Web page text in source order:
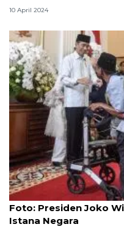
10 April 2024
Foto
Foto: Presiden Joko
Istana Negara